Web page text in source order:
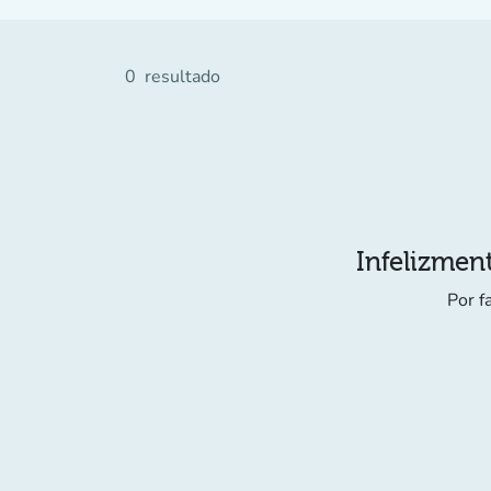
0 resultado
Por